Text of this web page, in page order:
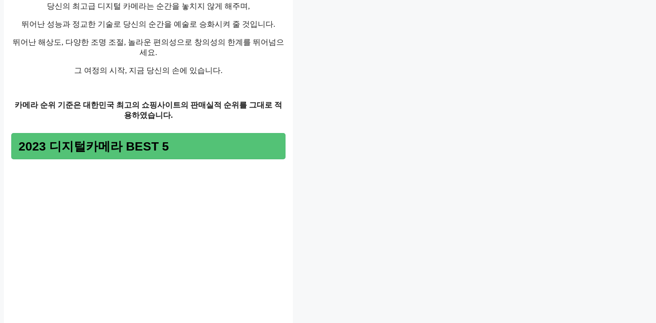
당신의 최고급 디지털 카메라는 순간을 놓치지 않게 해주며,
뛰어난 성능과 정교한 기술로 당신의 순간을 예술로 승화시켜 줄 것입니다.
뛰어난 해상도, 다양한 조명 조절, 놀라운 편의성으로 창의성의 한계를 뛰어넘으
세요.
그 여정의 시작, 지금 당신의 손에 있습니다.
카메라 순위 기준은 대한민국 최고의 쇼핑사이트의 판매실적 순위를 그대로 적
용하였습니다.
2023 디지털카메라 BEST 5